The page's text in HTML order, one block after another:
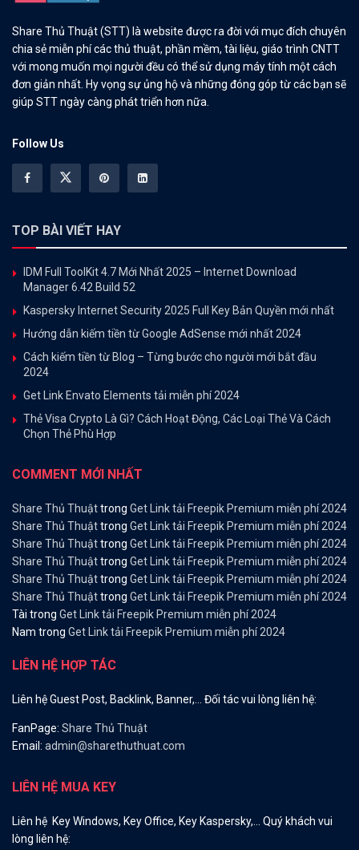
Share Thủ Thuật (STT) là website được ra đời với mục đích chuyên
chia sẻ miễn phí các thủ thuật, phần mềm, tài liệu, giáo trình CNTT
với mong muốn mọi người đều có thể sử dụng máy tính một cách
đơn giản nhất. Hy vọng sự ủng hộ và những đóng góp từ các bạn sẽ
giúp STT ngày càng phát triển hơn nữa.
Follow Us
TOP BÀI VIẾT HAY
IDM Full ToolKit 4.7 Mới Nhất 2025 – Internet Download
Manager 6.42 Build 52
Kaspersky Internet Security 2025 Full Key Bản Quyền mới nhất
Hướng dẫn kiếm tiền từ Google AdSense mới nhất 2024
Cách kiếm tiền từ Blog – Từng bước cho người mới bắt đầu
2024
Get Link Envato Elements tải miễn phí 2024
Thẻ Visa Crypto Là Gì? Cách Hoạt Động, Các Loại Thẻ Và Cách
Chọn Thẻ Phù Hợp
COMMENT MỚI NHẤT
Share Thủ Thuậttrong Get Link tải Freepik Premium miễn phí 2024
Share Thủ Thuậttrong Get Link tải Freepik Premium miễn phí 2024
Share Thủ Thuậttrong Get Link tải Freepik Premium miễn phí 2024
Share Thủ Thuậttrong Get Link tải Freepik Premium miễn phí 2024
Share Thủ Thuậttrong Get Link tải Freepik Premium miễn phí 2024
Share Thủ Thuậttrong Get Link tải Freepik Premium miễn phí 2024
Tài trong Get Link tải Freepik Premium miễn phí 2024
Nam trong Get Link tải Freepik Premium miễn phí 2024
LIÊN HỆ HỢP TÁC
Liên hệ Guest Post, Backlink, Banner,… Đối tác vui lòng liên hệ:
FanPage: Share Thủ Thuật
Email: admin@sharethuthuat.com
LIÊN HỆ MUA KEY
Liên hệ Key Windows, Key Office, Key Kaspersky,… Quý khách vui
lòng liên hệ: